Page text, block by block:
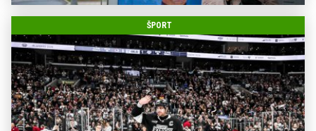
ŠPORT